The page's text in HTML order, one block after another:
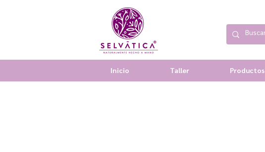
Inicio Taller Productos